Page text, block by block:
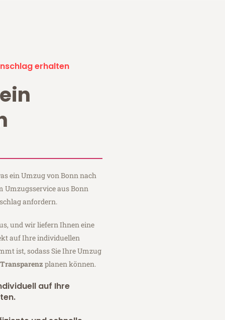
erhalten
ein Umzug von Bonn nach
Umzugsservice aus Bonn
anfordern.
und wir liefern Ihnen eine
auf Ihre individuellen
ist, sodass Sie Ihre Umzug
planen können.
auf Ihre